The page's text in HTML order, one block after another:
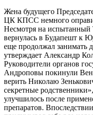
Жена будущего
ЦК КПСС немного
Несмотря на испытанный
вернулась в Будапешт к
еще продолжал занимать
утверждает Александр
Руководители органов
Андроповы покинули
верить Николаю
секретные
улучшилось после
препаратов.